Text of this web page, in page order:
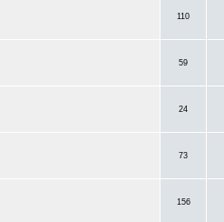
110
59
24
73
156